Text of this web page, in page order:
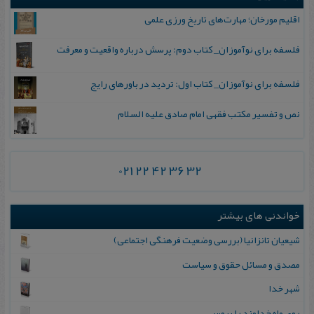
اقلیم مورخان؛ مهارت‌های تاریخ ورزی علمی
فلسفه برای نوآموزان_ کتاب دوم: پرسش درباره واقعیت و معرفت
فلسفه برای نوآموزان_ کتاب اول: تردید در باورهای رایج
نص و تفسیر مکتب فقهی امام صادق علیه السلام
021 22 42 36 32
خواندنی های بیشتر
شیعیان تانزانیا (بررسی وضعیت فرهنگی اجتماعی)
مصدق و مسائل حقوق و سیاست
شهر خدا